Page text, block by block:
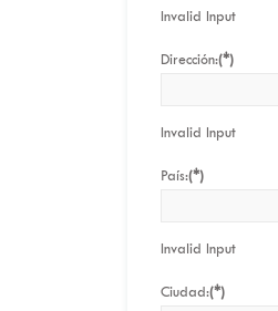
Invalid Input
Dirección:(*)
Invalid Input
País:(*)
Invalid Input
Ciudad:(*)